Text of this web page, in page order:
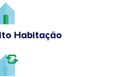
Habitação